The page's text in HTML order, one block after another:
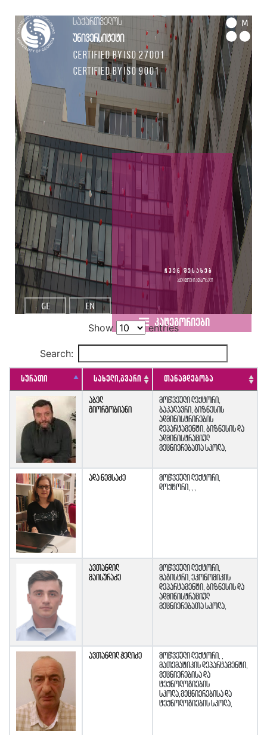
საქართველოს
უნივერსიტეტი
Certified by ISO 27001
Certified by ISO 9001
M
GE EN
ჩვენ შესახებ
აკადემიური პერსონალი
კატეგორიები
Show entries
Search:
სურათი სახელი,გვარი თანამდებობა
აბელ
გიორგობიანი
მოწვეული ლექტორი,
ბაკალავრი, ბიზნესის
ადმინისტრირების
დეპარტამენტი, ბიზნესის და
ადმინისტრაციულ
მეცნიერებათა სკოლა,
ადა ნემსაძე
მოწვეული ლექტორი,
დოქტორი, , ,
ავთანდილ
მაისურაძე
მოწვეული ლექტორი,
მაგისტრი, ეკონომიკის
დეპარტამენტი, ბიზნესის და
ადმინისტრაციულ
მეცნიერებათა სკოლა,
ავთანდილ ჭელიძე
მოწვეული ლექტორი, ,
მათემატიკის დეპარტამენტი,
მეცნიერებისა და
ტექნოლოგიების
სკოლა,მეცნიერებისა და
ტექნოლოგიების სკოლა,